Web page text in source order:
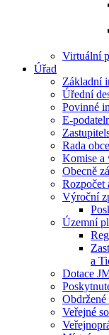
Virtuální
Úřad
Základní
Úřední
Povinné
E-
Rada obce
Komise a
Obecně
Rozpočet
Výroční
Územní
a
Dotace
Obdržené
Veřejné